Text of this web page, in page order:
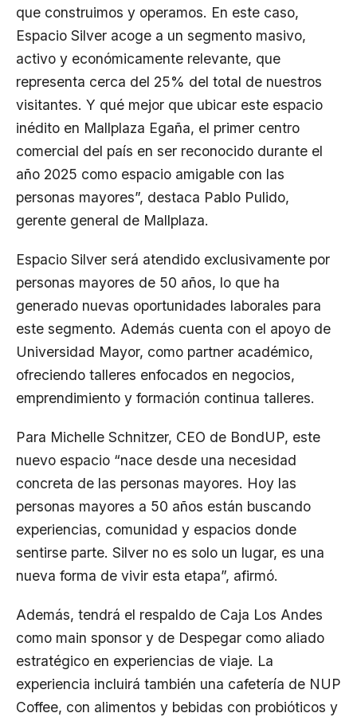
que construimos y operamos. En este caso,
Espacio Silver acoge a un segmento masivo,
activo y económicamente relevante, que
representa cerca del 25% del total de nuestros
visitantes. Y qué mejor que ubicar este espacio
inédito en Mallplaza Egaña, el primer centro
comercial del país en ser reconocido durante el
año 2025 como espacio amigable con las
personas mayores”, destaca Pablo Pulido,
gerente general de Mallplaza.
Espacio Silver será atendido exclusivamente por
personas mayores de 50 años, lo que ha
generado nuevas oportunidades laborales para
este segmento. Además cuenta con el apoyo de
Universidad Mayor, como partner académico,
ofreciendo talleres enfocados en negocios,
emprendimiento y formación continua talleres.
Para Michelle Schnitzer, CEO de BondUP, este
nuevo espacio “nace desde una necesidad
concreta de las personas mayores. Hoy las
personas mayores a 50 años están buscando
experiencias, comunidad y espacios donde
sentirse parte. Silver no es solo un lugar, es una
nueva forma de vivir esta etapa”, afirmó.
Además, tendrá el respaldo de Caja Los Andes
como main sponsor y de Despegar como aliado
estratégico en experiencias de viaje. La
experiencia incluirá también una cafetería de NUP
Coffee, con alimentos y bebidas con probióticos y